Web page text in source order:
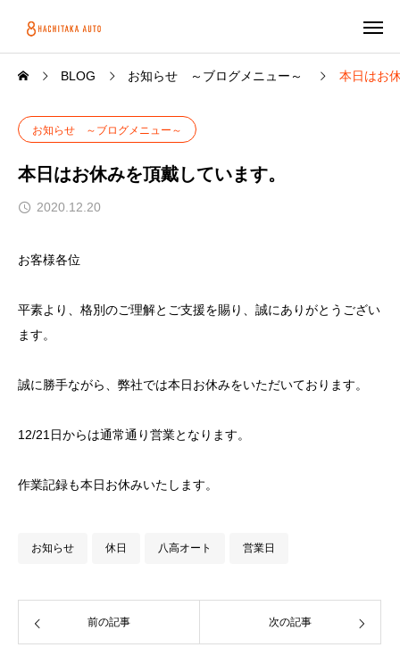
BLOG お知らせ ～ブログメニュー～ 本日はお
お知らせ ～ブログメニュー～
本日はお休みを頂戴しています。
2020.12.20
お客様各位
平素より、格別のご理解とご支援を賜り、誠にありがとうござい
ます。
誠に勝手ながら、弊社では本日お休みをいただいております。
12/21日からは通常通り営業となります。
作業記録も本日お休みいたします。
お知らせ 休日 八高オート 営業日
前の記事 次の記事